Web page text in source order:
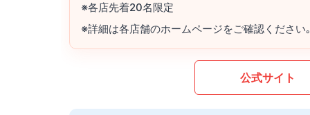
※各店先着20名限定
※詳細は各店舗のホームページをご確認ください｡
公式サイト